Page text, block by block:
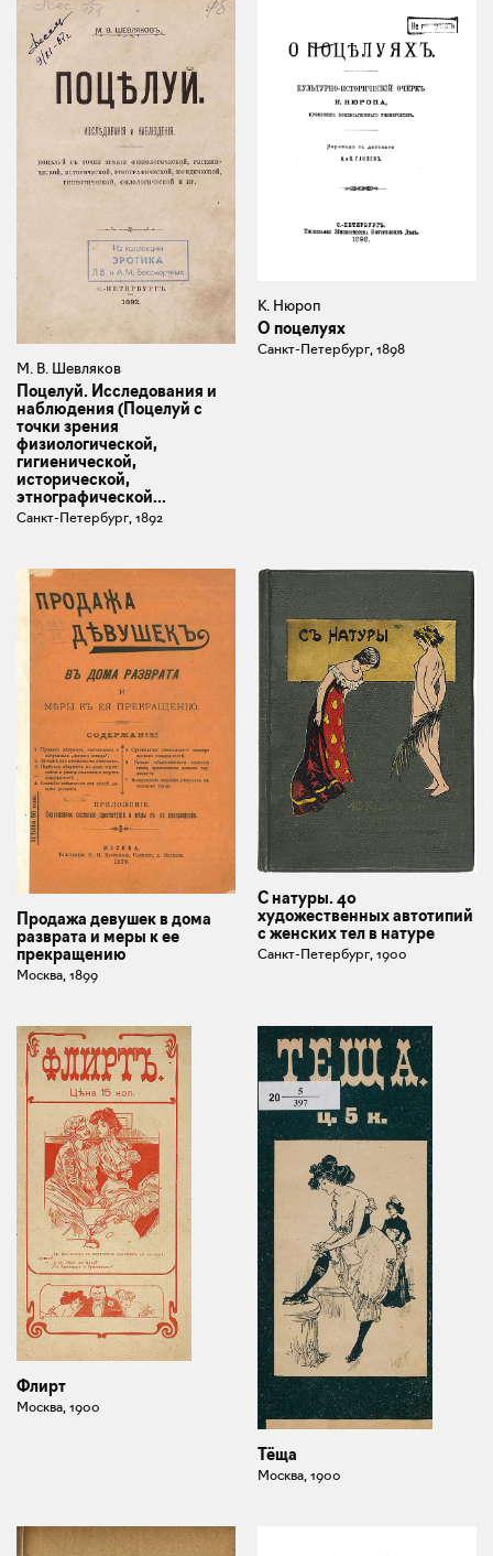
М. В. Шевляков
Поцелуй. Исследования и
наблюдения (Поцелуй с
точки зрения
физиологической,
гигиенической,
исторической,
этнографической...
Санкт-Петербург, 1892
К. Нюроп
О поцелуях
Санкт-Петербург, 1898
Продажа девушек в дома
разврата и меры к ее
прекращению
Москва, 1899
С натуры. 40
художественных автотипий
с женских тел в натуре
Санкт-Петербург, 1900
Флирт
Москва, 1900
Тёща
Москва, 1900